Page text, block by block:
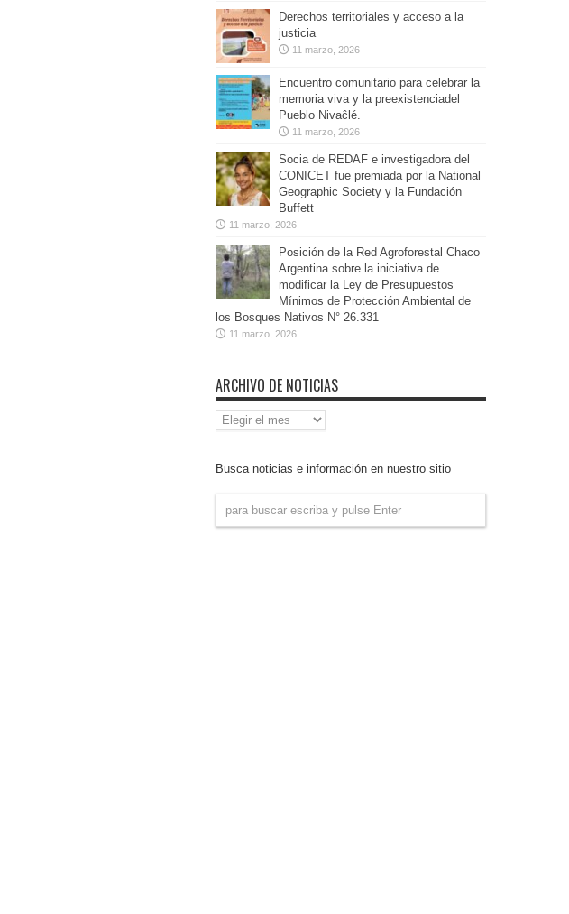
Derechos territoriales y acceso a la
justicia
11 marzo, 2026
Encuentro comunitario para celebrar la
memoria viva y la preexistenciadel
Pueblo Nivaĉlé.
11 marzo, 2026
Socia de REDAF e investigadora del
CONICET fue premiada por la National
Geographic Society y la Fundación
Buffett
11 marzo, 2026
Posición de la Red Agroforestal Chaco
Argentina sobre la iniciativa de
modificar la Ley de Presupuestos
Mínimos de Protección Ambiental de
los Bosques Nativos N° 26.331
11 marzo, 2026
ARCHIVO DE NOTICIAS
Archivo
de
Busca noticias e información en nuestro sitio